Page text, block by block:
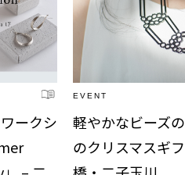
ークシ
EVENT
軽やかなビーズ
のクリスマスギ